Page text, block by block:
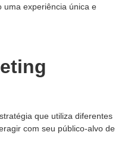
uma experiência única e
que utiliza diferentes
com seu público-alvo de